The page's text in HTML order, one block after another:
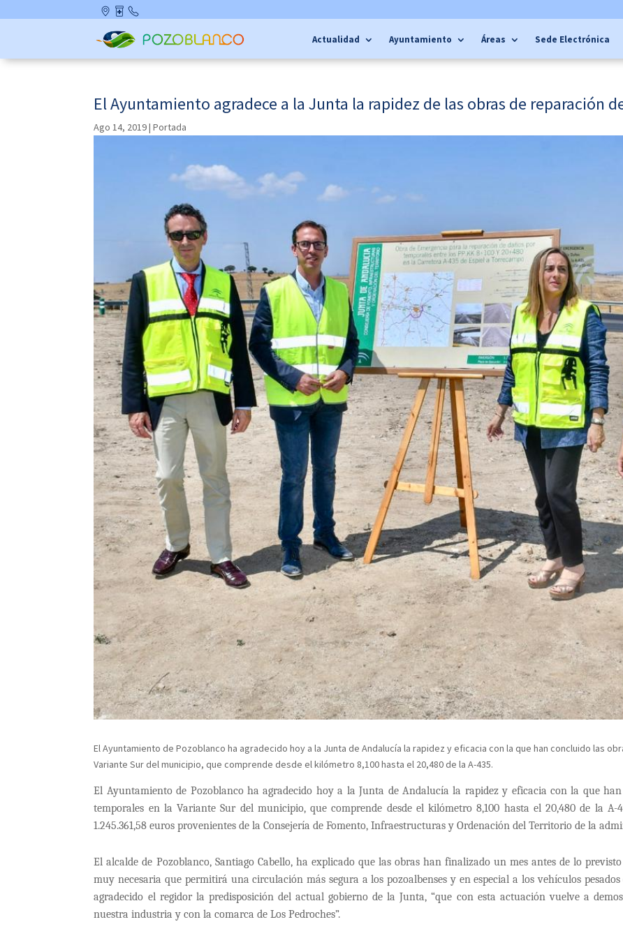
to
Ubicació
n
Farmaci
as de
Contact
o
Actualidad
Ayuntamiento Áreas Sede Electrónica
El Ayuntamiento agradece a la Junta la rapidez de las obras de reparación
Ago 14, 2019|Portada
El Ayuntamiento de Pozoblanco ha agradecido hoy a la Junta de Andalucía la rapidez y eficacia con la que han concluido las
Variante Sur del municipio, que comprende desde el kilómetro 8,100 hasta el 20,480 de la A-435.
El Ayuntamiento de Pozoblanco ha agradecido hoy a la Junta de Andalucía la rapidez y eficacia con la que
temporales en la Variante Sur del municipio, que comprende desde el kilómetro 8,100 hasta el 20,480 de la
1.245.361,58 euros provenientes de la Consejería de Fomento, Infraestructuras y Ordenación del Territorio de la
El alcalde de Pozoblanco, Santiago Cabello, ha explicado que las obras han finalizado un mes antes de lo
muy necesaria que permitirá una circulación más segura a los pozoalbenses y en especial a los vehículos
agradecido el regidor la predisposición del actual gobierno de la Junta, “que con esta actuación vuelve a
nuestra industria y con la comarca de Los Pedroches”.